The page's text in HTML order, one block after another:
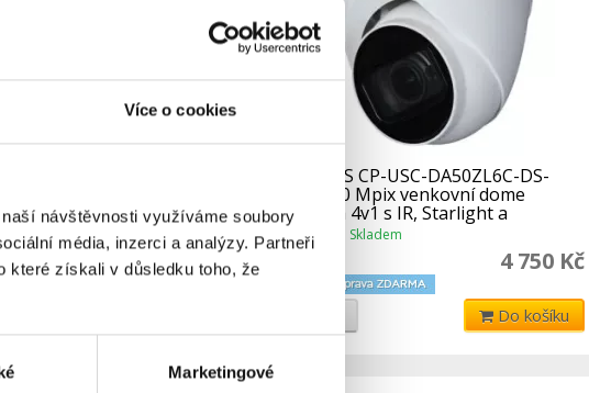
Více o cookies
návštěvnosti využíváme soubory
média, inzerci a analýzy. Partneři
které získali v důsledku toho, že
Marketingové
mikrofonem
3 398 Kč
CP PLUS CP-USC-DA50ZL6C-DS-
2712 5.0 Mpix venkovní dome
kamera 4v1 s IR, Starlight a
mikrofonem
Dostupnost: Skladem
4 750 Kč
Do košíku